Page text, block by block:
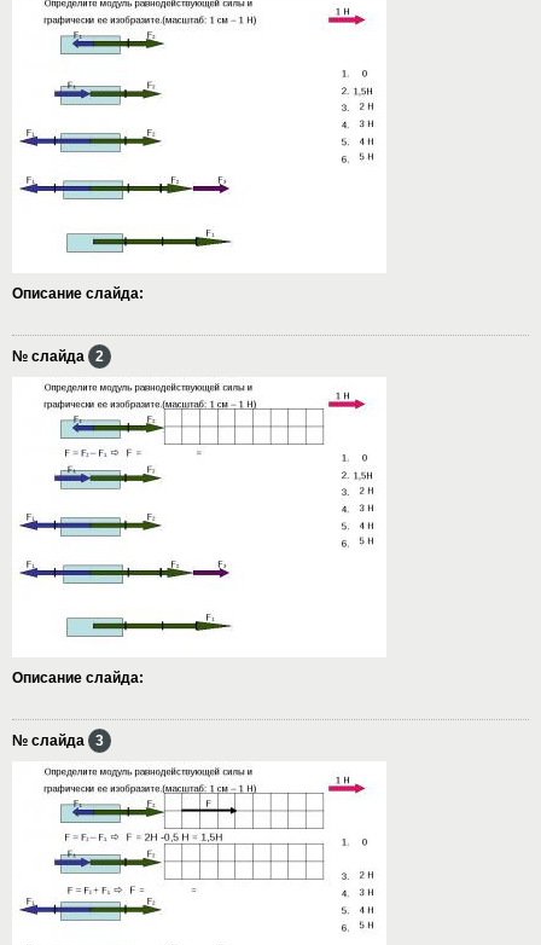
Описание слайда:
№ слайда 2
Описание слайда:
№ слайда 3